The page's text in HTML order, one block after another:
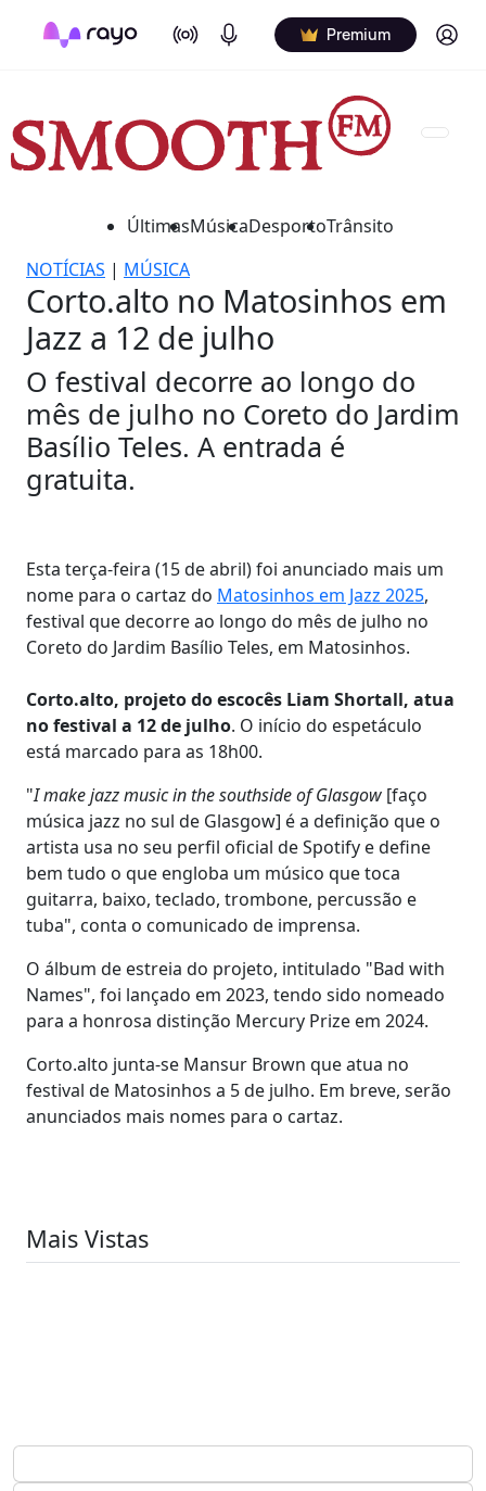
On Air Podcasts Premium Log in
ÚltimasMúsicaDesportoTrânsito
NOTÍCIAS | MÚSICA
Corto.alto no Matosinhos em
Jazz a 12 de julho
O festival decorre ao longo do
mês de julho no Coreto do Jardim
Basílio Teles. A entrada é
gratuita.
Esta terça-feira (15 de abril) foi anunciado mais um
nome para o cartaz do Matosinhos em Jazz 2025,
festival que decorre ao longo do mês de julho no
Coreto do Jardim Basílio Teles, em Matosinhos.
Corto.alto, projeto do escocês Liam Shortall, atua
no festival a 12 de julho. O início do espetáculo
está marcado para as 18h00.
"I make jazz music in the southside of Glasgow [faço
música jazz no sul de Glasgow] é a definição que o
artista usa no seu perfil oficial de Spotify e define
bem tudo o que engloba um músico que toca
guitarra, baixo, teclado, trombone, percussão e
tuba", conta o comunicado de imprensa.
O álbum de estreia do projeto, intitulado "Bad with
Names", foi lançado em 2023, tendo sido nomeado
para a honrosa distinção Mercury Prize em 2024.
Corto.alto junta-se Mansur Brown que atua no
festival de Matosinhos a 5 de julho. Em breve, serão
anunciados mais nomes para o cartaz.
Mais Vistas